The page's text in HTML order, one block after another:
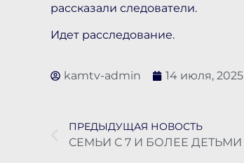
рассказали следователи.
Идет расследование.
kamtv-admin 14 июля, 2025
ПРЕДЫДУЩАЯ НОВОСТЬ